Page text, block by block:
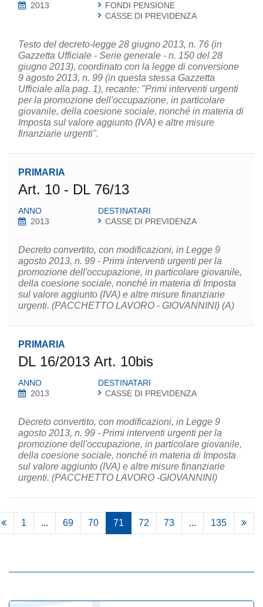
2013
FONDI PENSIONE
CASSE DI PREVIDENZA
Testo del decreto-legge 28 giugno 2013, n. 76 (in
Gazzetta Ufficiale - Serie generale - n. 150 del 28
giugno 2013), coordinato con la legge di conversione
9 agosto 2013, n. 99 (in questa stessa Gazzetta
Ufficiale alla pag. 1), recante: "Primi interventi urgenti
per la promozione dell'occupazione, in particolare
giovanile, della coesione sociale, nonché in materia di
Imposta sul valore aggiunto (IVA) e altre misure
finanziarie urgenti".
PRIMARIA
Art. 10 - DL 76/13
ANNO
2013
DESTINATARI
CASSE DI PREVIDENZA
Decreto convertito, con modificazioni, in Legge 9
agosto 2013, n. 99 - Primi interventi urgenti per la
promozione dell'occupazione, in particolare giovanile,
della coesione sociale, nonché in materia di Imposta
sul valore aggiunto (IVA) e altre misure finanziarie
urgenti. (PACCHETTO LAVORO - GIOVANNINI) (A)
PRIMARIA
DL 16/2013 Art. 10bis
ANNO
2013
DESTINATARI
CASSE DI PREVIDENZA
Decreto convertito, con modificazioni, in Legge 9
agosto 2013, n. 99 - Primi interventi urgenti per la
promozione dell'occupazione, in particolare giovanile,
della coesione sociale, nonché in materia di Imposta
sul valore aggiunto (IVA) e altre misure finanziarie
urgenti. (PACCHETTO LAVORO -GIOVANNINI)
1 ... 69 70 71 72 73 ... 135